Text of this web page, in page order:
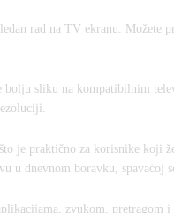
rad na TV ekranu. Možete
sliku na kompatibilnim
je praktično za korisnike koji
u dnevnom boravku, spavaćoj
zvukom, pretragom